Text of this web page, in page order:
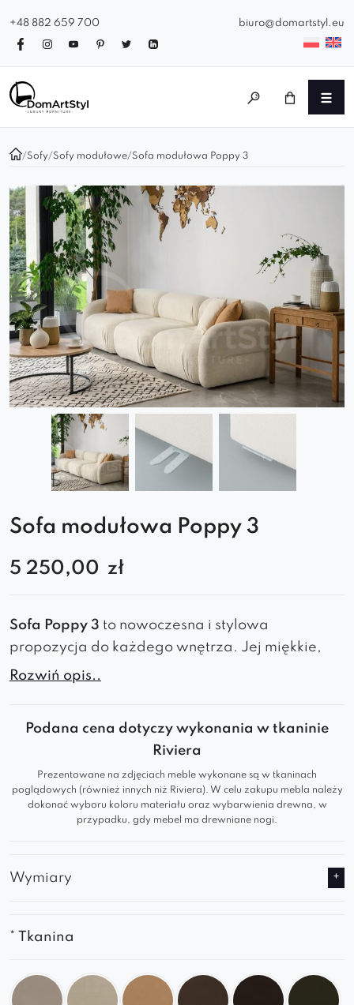
+48 882 659 700 biuro@domartstyl.eu
/Sofy/Sofy modułowe/Sofa modułowa Poppy 3
Sofa modułowa Poppy 3
5 250,00 zł
Sofa Poppy 3 to nowoczesna i stylowa
propozycja do każdego wnętrza. Jej miękkie,
zaokrąglone kształty i komfortowe siedziska
wciągów – dla jeszcze większej personalizacji.
Kluczowe cechy:
Nowoczesna sofa premium– wygoda,
idealna do wypoczynku
Odkryj Poppy 3 – luksusową sofę, która pasuje do
Rozwiń opis..
Podana cena dotyczy wykonania w tkaninie
Riviera
Prezentowane na zdjęciach meble wykonane są w tkaninach
poglądowych (również innych niż Riviera). W celu zakupu mebla należy
dokonać wyboru koloru materiału oraz wybarwienia drewna, w
przypadku, gdy mebel ma drewniane nogi.
Wymiary
* Tkanina